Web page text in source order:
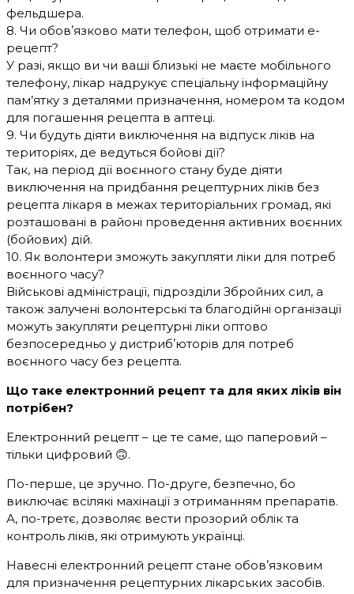
фельдшера.
8. Чи обовʼязково мати телефон, щоб отримати е-
рецепт?
У разі, якщо ви чи ваші близькі не маєте мобільного
телефону, лікар надрукує спеціальну інформаційну
пам’ятку з деталями призначення, номером та кодом
для погашення рецепта в аптеці.
9. Чи будуть діяти виключення на відпуск ліків на
територіях, де ведуться бойові дії?
Так, на період дії воєнного стану буде діяти
виключення на придбання рецептурних ліків без
рецепта лікаря в межах територіальних громад, які
розташовані в районі проведення активних воєнних
(бойових) дій.
10. Як волонтери зможуть закупляти ліки для потреб
воєнного часу?
Військові адміністрації, підрозділи Збройних сил, а
також залучені волонтерські та благодійні організації
можуть закупляти рецептурні ліки оптово
безпосередньо у дистрибʼюторів для потреб
воєнного часу без рецепта.
Що таке електронний рецепт та для яких ліків він
потрібен?
Електронний рецепт – це те саме, що паперовий –
тільки цифровий 🙃.
По-перше, це зручно. По-друге, безпечно, бо
виключає всілякі махінації з отриманням препаратів.
А, по-третє, дозволяє вести прозорий облік та
контроль ліків, які отримують українці.
Навесні електронний рецепт стане обовʼязковим
для призначення рецептурних лікарських засобів.